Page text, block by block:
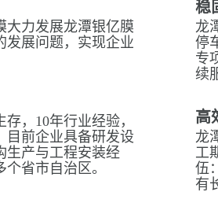
大力发展龙潭银亿膜
发展问题，实现企业
，10年行业经验，
目前企业具备研发设
生产与工程安装经
省市自治区。
稳
龙
停
专
续
高
龙
工
伍
有